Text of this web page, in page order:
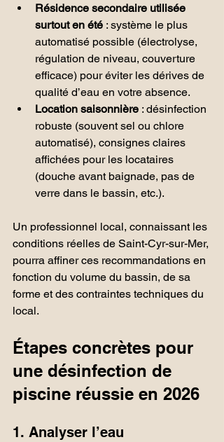
Résidence secondaire utilisée
surtout en été : système le plus
automatisé possible (électrolyse,
régulation de niveau, couverture
efficace) pour éviter les dérives de
qualité d’eau en votre absence.
Location saisonnière : désinfection
robuste (souvent sel ou chlore
automatisé), consignes claires
affichées pour les locataires
(douche avant baignade, pas de
verre dans le bassin, etc.).
Un professionnel local, connaissant les
conditions réelles de Saint-Cyr-sur-Mer,
pourra affiner ces recommandations en
fonction du volume du bassin, de sa
forme et des contraintes techniques du
local.
Étapes concrètes pour
une désinfection de
piscine réussie en 2026
1. Analyser l’eau